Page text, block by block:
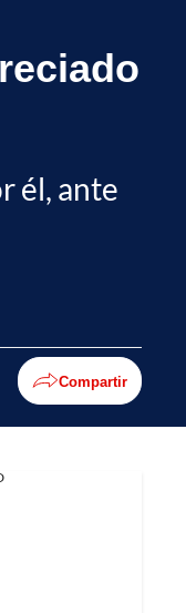
él, ante
Compartir